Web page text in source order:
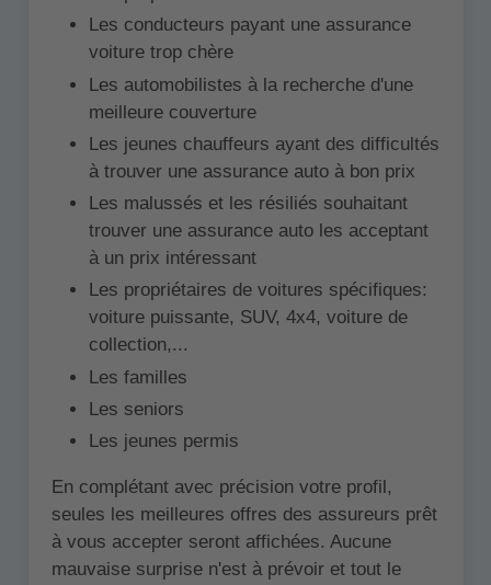
Les conducteurs payant une assurance
voiture trop chère
Les automobilistes à la recherche d'une
meilleure couverture
Les jeunes chauffeurs ayant des difficultés
à trouver une assurance auto à bon prix
Les malussés et les résiliés souhaitant
trouver une assurance auto les acceptant
à un prix intéressant
Les propriétaires de voitures spécifiques:
voiture puissante, SUV, 4x4, voiture de
collection,...
Les familles
Les seniors
Les jeunes permis
En complétant avec précision votre profil,
seules les meilleures offres des assureurs prêt
à vous accepter seront affichées. Aucune
mauvaise surprise n'est à prévoir et tout le